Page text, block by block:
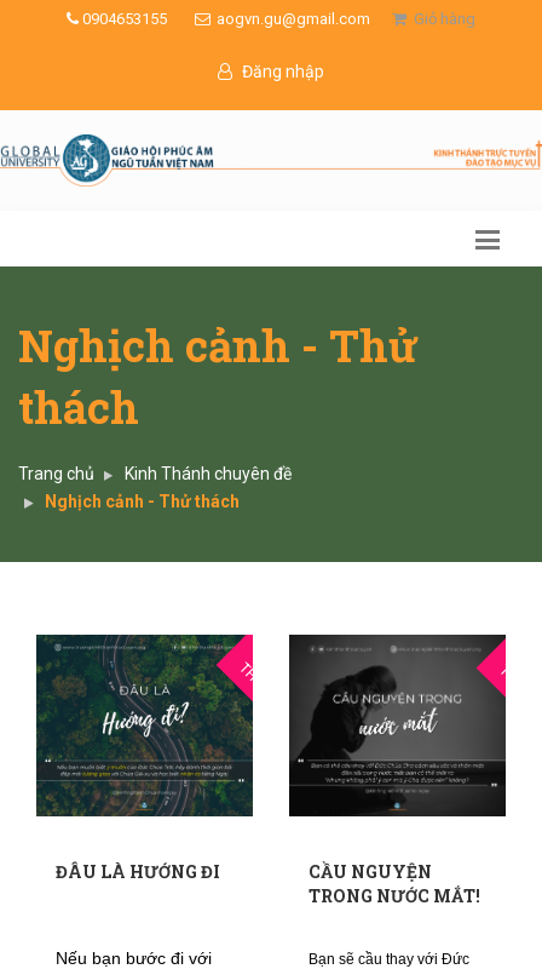
0904653155 aogvn.gu@gmail.com Giỏ hàng
Đăng nhập
Nghịch cảnh - Thử
thách
Trang chủ
Kinh Thánh chuyên đề
Nghịch cảnh - Thử thách
THG10
ĐÂU LÀ HƯỚNG ĐI
Nếu bạn bước đi với
THG9
CẦU NGUYỆN
TRONG NƯỚC MẮT!
Bạn sẽ cầu thay với Đức